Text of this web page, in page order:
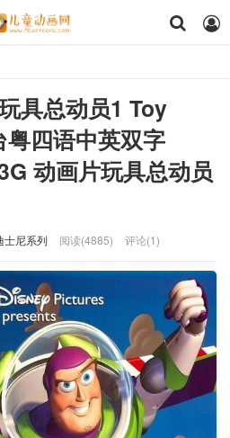
具总动员1 Toy
四语中英双字
动画片玩具总动员
士尼系列 阅读(4885) 评论(1)